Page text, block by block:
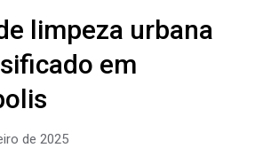
limpeza urbana
em
de 2025